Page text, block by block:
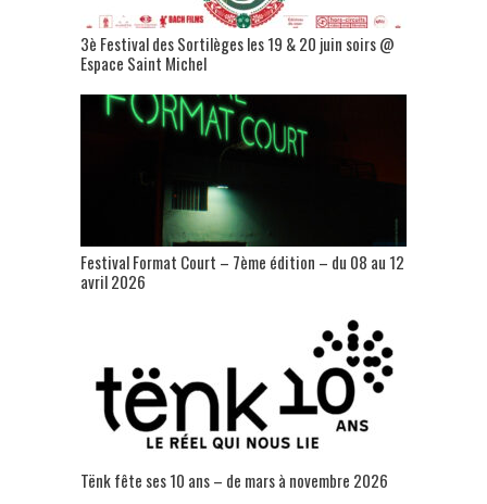
3è Festival des Sortilèges les 19 & 20 juin soirs @
Espace Saint Michel
Festival Format Court – 7ème édition – du 08 au 12
avril 2026
Tënk fête ses 10 ans – de mars à novembre 2026